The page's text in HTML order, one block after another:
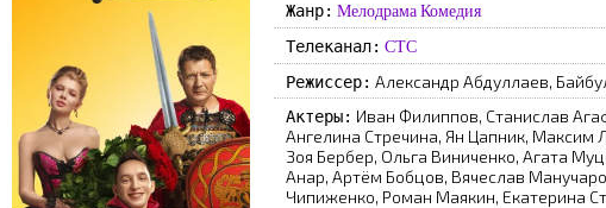
Жанр: Мелодрама Комедия
Телеканал: СТС
Режиссер: Александр Абдуллаев,
Актеры: Иван Филиппов, Станислав
Ангелина Стречина, Ян Цапник, Максим
Зоя Бербер, Ольга Виниченко, Агата
Анар, Артём Бобцов, Вячеслав
Чипиженко, Роман Маякин, Екатерина